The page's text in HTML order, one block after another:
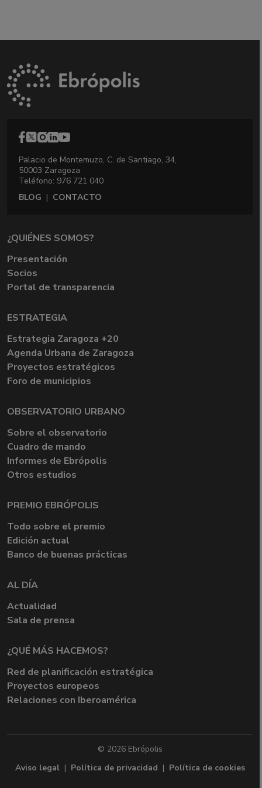
Palacio de Montemuzo, C. de Santiago, 34,
50003 Zaragoza
Teléfono: 976 721 040
BLOG | CONTACTO
¿QUIÉNES SOMOS?
Presentación
Socios
Portal de transparencia
ESTRATEGIA
Estrategia Zaragoza +20
Agenda Urbana de Zaragoza
Proyectos estratégicos
Foro de municipios
OBSERVATORIO URBANO
Sobre el observatorio
Cuadro de mando
Informes de Ebrópolis
Otros estudios
PREMIO EBRÓPOLIS
Todo sobre el premio
Edición actual
Banco de buenas prácticas
AL DÍA
Actualidad
Sala de prensa
¿QUÉ MÁS HACEMOS?
Red de planificación estratégica
Proyectos europeos
Relaciones con Iberoamérica
© 2026 Ebrópolis
Aviso legal| Política de privacidad | Política de cookies